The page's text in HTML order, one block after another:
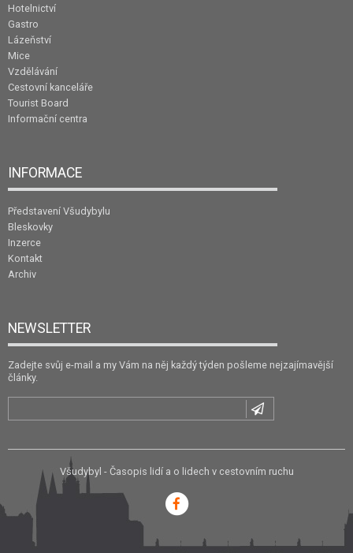
Hotelnictví
Gastro
Lázeňství
Mice
Vzdělávání
Cestovní kanceláře
Tourist Board
Informační centra
INFORMACE
Představení Všudybylu
Bleskovky
Inzerce
Kontakt
Archiv
NEWSLETTER
Zadejte svůj e-mail a my Vám na něj každý týden pošleme nejzajímavější
články.
Všudybyl - Časopis lidí a o lidech v cestovním ruchu